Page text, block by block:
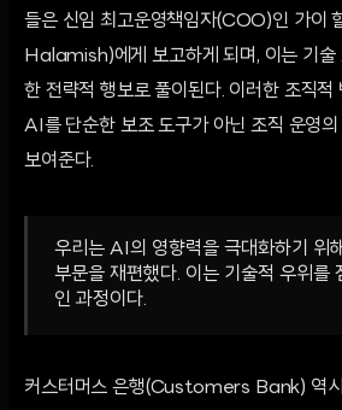
들은 신임 최고운영책임자(COO)인 가이
Halamish)에게 보고하게 되며, 이는 기술
한 전략적 행보로 풀이된다. 이러한 조직적
AI를 단순한 보조 도구가 아닌 조직 운영
보여준다.
우리는 AI의 영향력을 극대화하기 위
부문을 재편했다. 이는 기술적 우위를
인 과정이다.
커스터머스 은행(Customers Bank) 역시